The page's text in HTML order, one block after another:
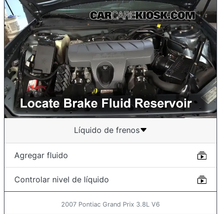
Líquido de frenos
Agregar fluido
Controlar nivel de líquido
2007 Pontiac Grand Prix 3.8L V6